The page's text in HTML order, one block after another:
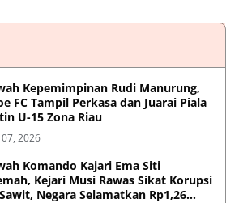
Kepemimpinan Rudi Manurung,
FC Tampil Perkasa dan Juarai Piala
U-15 Zona Riau
2026
Komando Kajari Ema Siti
Kejari Musi Rawas Sikat Korupsi
Negara Selamatkan Rp1,26